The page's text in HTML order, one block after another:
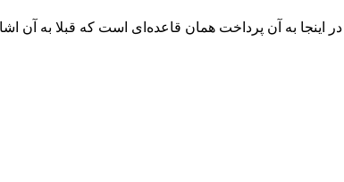
آنچه که باید در اینجا به آن پرداخت همان قاعده‌ای است